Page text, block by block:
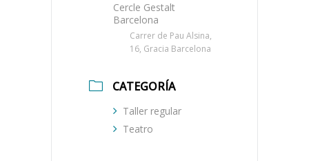
Cercle Gestalt
Barcelona
Carrer de Pau Alsina,
16, Gracia Barcelona
CATEGORÍA
Taller regular
Teatro